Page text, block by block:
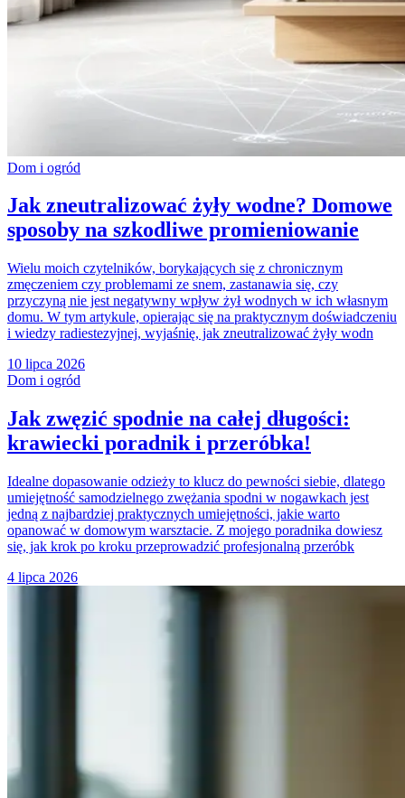
Dom i ogród
Jak zneutralizować żyły wodne? Domowe
sposoby na szkodliwe promieniowanie
Wielu moich czytelników, borykających się z chronicznym
zmęczeniem czy problemami ze snem, zastanawia się, czy
przyczyną nie jest negatywny wpływ żył wodnych w ich własnym
domu. W tym artykule, opierając się na praktycznym doświadczeniu
i wiedzy radiestezyjnej, wyjaśnię, jak zneutralizować żyły wodn
10 lipca 2026
Dom i ogród
Jak zwęzić spodnie na całej długości:
krawiecki poradnik i przeróbka!
Idealne dopasowanie odzieży to klucz do pewności siebie, dlatego
umiejętność samodzielnego zwężania spodni w nogawkach jest
jedną z najbardziej praktycznych umiejętności, jakie warto
opanować w domowym warsztacie. Z mojego poradnika dowiesz
się, jak krok po kroku przeprowadzić profesjonalną przeróbk
4 lipca 2026